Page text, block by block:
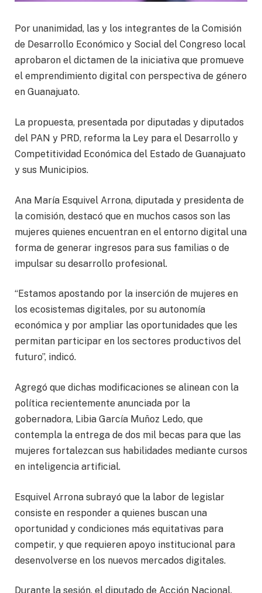
Por unanimidad, las y los integrantes de la Comisión
de Desarrollo Económico y Social del Congreso local
aprobaron el dictamen de la iniciativa que promueve
el emprendimiento digital con perspectiva de género
en Guanajuato.
La propuesta, presentada por diputadas y diputados
del PAN y PRD, reforma la Ley para el Desarrollo y
Competitividad Económica del Estado de Guanajuato
y sus Municipios.
Ana María Esquivel Arrona, diputada y presidenta de
la comisión, destacó que en muchos casos son las
mujeres quienes encuentran en el entorno digital una
forma de generar ingresos para sus familias o de
impulsar su desarrollo profesional.
“Estamos apostando por la inserción de mujeres en
los ecosistemas digitales, por su autonomía
económica y por ampliar las oportunidades que les
permitan participar en los sectores productivos del
futuro”, indicó.
Agregó que dichas modificaciones se alinean con la
política recientemente anunciada por la
gobernadora, Libia García Muñoz Ledo, que
contempla la entrega de dos mil becas para que las
mujeres fortalezcan sus habilidades mediante cursos
en inteligencia artificial.
Esquivel Arrona subrayó que la labor de legislar
consiste en responder a quienes buscan una
oportunidad y condiciones más equitativas para
competir, y que requieren apoyo institucional para
desenvolverse en los nuevos mercados digitales.
Durante la sesión, el diputado de Acción Nacional,